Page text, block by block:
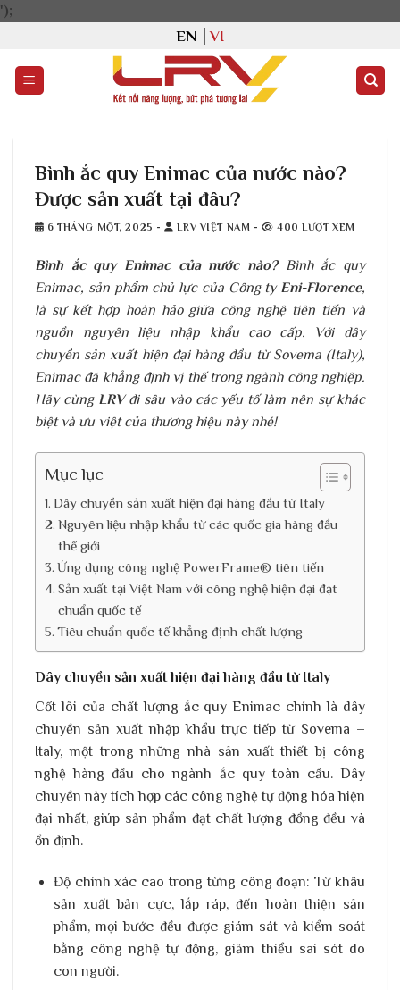
');
dung
EN VI
Bình ắc quy Enimac của nước nào?
Được sản xuất tại đâu?
6 THÁNG MỘT, 2025 - LRV VIỆT NAM - 400 LƯỢT XEM
Bình ắc quy Enimac của nước nào? Bình ắc quy
Enimac, sản phẩm chủ lực của Công ty Eni-Florence,
là sự kết hợp hoàn hảo giữa công nghệ tiên tiến và
nguồn nguyên liệu nhập khẩu cao cấp. Với dây
chuyền sản xuất hiện đại hàng đầu từ Sovema (Italy),
Enimac đã khẳng định vị thế trong ngành công nghiệp.
Hãy cùngLRVđi sâu vào các yếu tố làm nên sự khác
biệt và ưu việt của thương hiệu này nhé!
Mục lục
Dây chuyền sản xuất hiện đại hàng đầu từ Italy
Nguyên liệu nhập khẩu từ các quốc gia hàng đầu
thế giới
Ứng dụng công nghệ PowerFrame® tiên tiến
Sản xuất tại Việt Nam với công nghệ hiện đại đạt
chuẩn quốc tế
Tiêu chuẩn quốc tế khẳng định chất lượng
Dây chuyền sản xuất hiện đại hàng đầu từ Italy
Cốt lõi của chất lượng ắc quy Enimac chính là dây
chuyền sản xuất nhập khẩu trực tiếp từ Sovema –
Italy, một trong những nhà sản xuất thiết bị công
nghệ hàng đầu cho ngành ắc quy toàn cầu. Dây
chuyền này tích hợp các công nghệ tự động hóa hiện
đại nhất, giúp sản phẩm đạt chất lượng đồng đều và
ổn định.
Độ chính xác cao trong từng công đoạn: Từ khâu
sản xuất bản cực, lắp ráp, đến hoàn thiện sản
phẩm, mọi bước đều được giám sát và kiểm soát
bằng công nghệ tự động, giảm thiểu sai sót do
con người.